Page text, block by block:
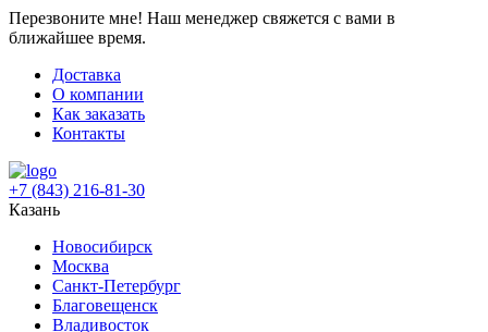
Перезвоните мне! Наш менеджер свяжется с вами в
ближайшее время.
Доставка
О компании
Как заказать
Контакты
+7 (843) 216-81-30
Казань
Новосибирск
Москва
Санкт-Петербург
Благовещенск
Владивосток